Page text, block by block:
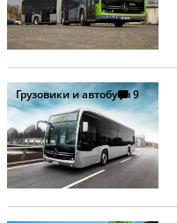
Грузовики и автобусы9